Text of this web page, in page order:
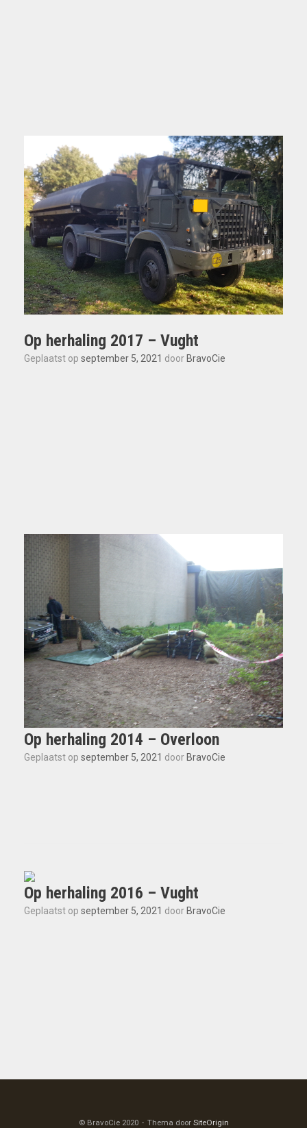
Op herhaling 2017 – Vught
Geplaatst op september 5, 2021 door BravoCie
Op herhaling 2014 – Overloon
Geplaatst op september 5, 2021 door BravoCie
Op herhaling 2016 – Vught
Geplaatst op september 5, 2021 door BravoCie
© BravoCie 2020 Thema door SiteOrigin